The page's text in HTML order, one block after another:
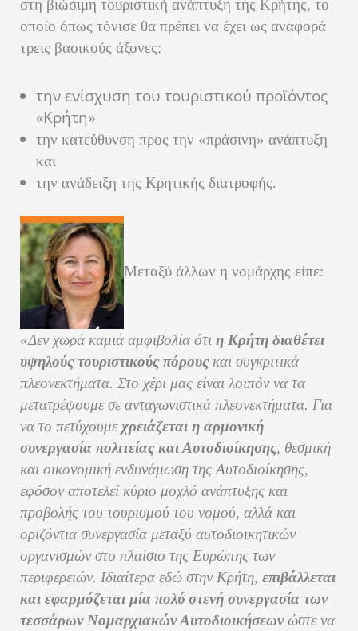
στη βιώσιμη τουριστική ανάπτυξη της Κρήτης, το
οποίο όπως τόνισε θα πρέπει να έχει ως αναφορά
τρεις βασικούς άξονες:
την ενίσχυση του τουριστικού προϊόντος
«Κρήτη»
την κατεύθυνση προς την «πράσινη» ανάπτυξη
και
την ανάδειξη της Κρητικής διατροφής.
Μεταξύ άλλων η νομάρχης είπε:
«Δεν χωρά καμιά αμφιβολία ότι η Κρήτη διαθέτει
υψηλούς τουριστικούς πόρους και συγκριτικά
πλεονεκτήματα. Στο χέρι μας είναι λοιπόν να τα
μετατρέψουμε σε ανταγωνιστικά πλεονεκτήματα. Για
να το πετύχουμεχρειάζεται η αρμονική
συνεργασία πολιτείας και Αυτοδιοίκησης, θεσμική
και οικονομική ενδυνάμωση της Αυτοδιοίκησης,
εφόσον αποτελεί κύριο μοχλό ανάπτυξης και
προβολής του τουρισμού του νομού, αλλά και
οριζόντια συνεργασία μεταξύ αυτοδιοικητικών
οργανισμών στο πλαίσιο της Ευρώπης των
περιφερειών. Ιδιαίτερα εδώ στην Κρήτη, επιβάλλεται
και εφαρμόζεται μία πολύ στενή συνεργασία των
τεσσάρων Νομαρχιακών Αυτοδιοικήσεωνώστε να